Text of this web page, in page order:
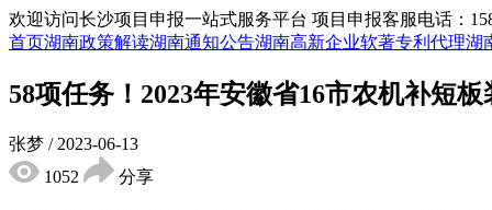
欢迎访问长沙项目申报一站式服务平台 项目申报客服电话：
首页湖南政策解读湖南通知公告湖南高新企业软著专利代理湖
58项任务！2023年安徽省16市农机补短
张梦 / 2023-06-13
1052
分享